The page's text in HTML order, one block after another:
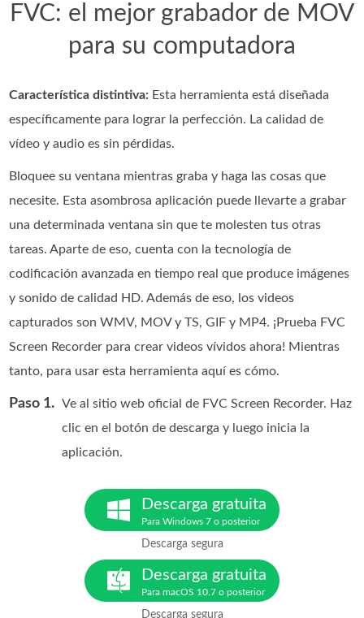
FVC: el mejor grabador de MOV
para su computadora
Característica distintiva: Esta herramienta está diseñada
específicamente para lograr la perfección. La calidad de
vídeo y audio es sin pérdidas.
Bloquee su ventana mientras graba y haga las cosas que
necesite. Esta asombrosa aplicación puede llevarte a grabar
una determinada ventana sin que te molesten tus otras
tareas. Aparte de eso, cuenta con la tecnología de
codificación avanzada en tiempo real que produce imágenes
y sonido de calidad HD. Además de eso, los videos
capturados son WMV, MOV y TS, GIF y MP4. ¡Prueba FVC
Screen Recorder para crear videos vívidos ahora! Mientras
tanto, para usar esta herramienta aquí es cómo.
Paso 1. Ve al sitio web oficial de FVC Screen Recorder. Haz
clic en el botón de descarga y luego inicia la
aplicación.
Descarga gratuita
Para Windows 7 o posterior
Descarga segura
Descarga gratuita
Para macOS 10.7 o posterior
Descarga segura